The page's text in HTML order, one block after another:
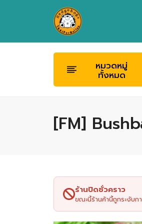
หมวดหมู่
ทั้งหมด
[FM]
ร้านปิดชั่วคราว
ขณะนี้ร้านค้านี้ถูกระงับ